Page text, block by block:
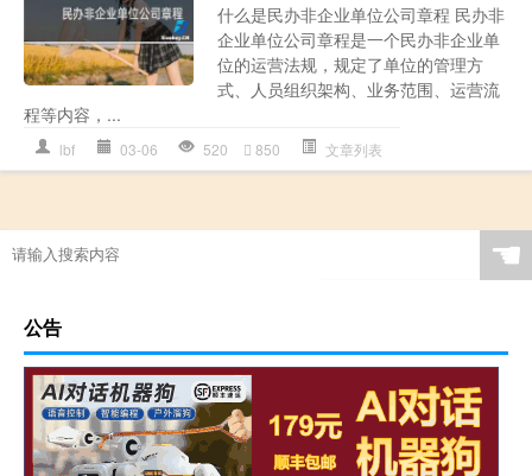
什么是民办非企业单位公司章程 民办非
企业单位公司章程是一个民办非企业单
位的运营法规，规定了单位的管理方
式、人员组织架构、业务范围、运营流
程等内容，...
lbf 03-06 520 850 文章列表
☚
公告